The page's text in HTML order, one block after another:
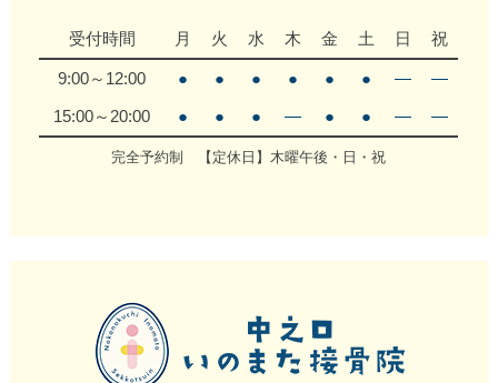
受付時間 月 火 水 木 金 土 日 祝
9:00～12:00 ● ● ● ● ● ● ―
―
15:00～20:00
● ● ● ― ● ● ― ―
完全予約制 【定休日】木曜午後・日・祝